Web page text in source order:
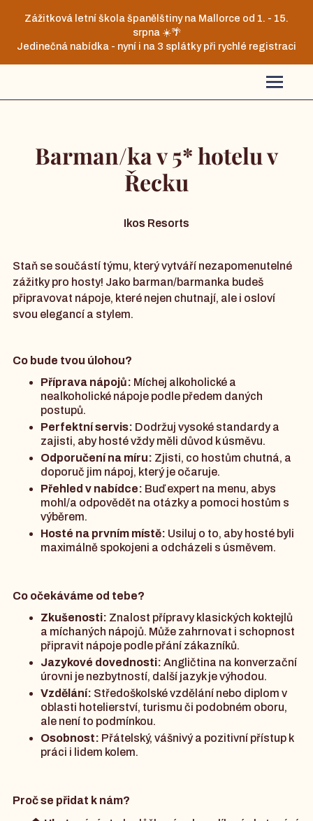
Zážitková letní škola španělštiny na Mallorce od 1. - 15.
srpna ☀️🌴
Jedinečná nabídka - nyní i na 3 splátky při rychlé registraci
Barman/ka v 5* hotelu v
Řecku
Ikos Resorts
Staň se součástí týmu, který vytváří nezapomenutelné
zážitky pro hosty! Jako barman/barmanka budeš
připravovat nápoje, které nejen chutnají, ale i osloví
svou elegancí a stylem.
Co bude tvou úlohou?
Příprava nápojů: Míchej alkoholické a
nealkoholické nápoje podle předem daných
postupů.
Perfektní servis: Dodržuj vysoké standardy a
zajisti, aby hosté vždy měli důvod k úsměvu.
Odporučení na míru: Zjisti, co hostům chutná, a
doporuč jim nápoj, který je očaruje.
Přehled v nabídce: Buď expert na menu, abys
mohl/a odpovědět na otázky a pomoci hostům s
výběrem.
Hosté na prvním místě: Usiluj o to, aby hosté byli
maximálně spokojeni a odcházeli s úsměvem.
Co očekáváme od tebe?
Zkušenosti: Znalost přípravy klasických koktejlů
a míchaných nápojů. Může zahrnovat i schopnost
připravit nápoje podle přání zákazníků.
Jazykové dovednosti: Angličtina na konverzační
úrovni je nezbytností, další jazyk je výhodou.
Vzdělání: Středoškolské vzdělání nebo diplom v
oblasti hotelierství, turismu či podobném oboru,
ale není to podmínkou.
Osobnost: Přátelský, vášnivý a pozitivní přístup k
práci i lidem kolem.
Proč se přidat k nám?